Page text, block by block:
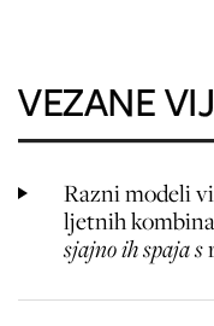
VEZANE
Razni modeli
ljetnih
sjajno ih spaja s